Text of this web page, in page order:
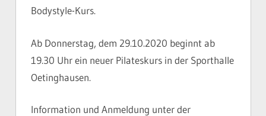
Bodystyle-Kurs.
Ab Donnerstag, dem 29.10.2020 beginnt ab
19.30 Uhr ein neuer Pilateskurs in der Sporthalle
Oetinghausen.
Information und Anmeldung unter der